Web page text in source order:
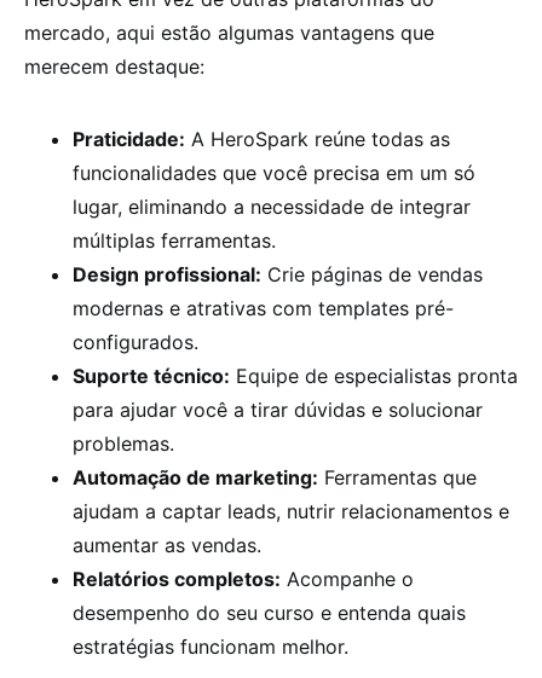
mercado, aqui estão algumas vantagens que
merecem destaque:
Praticidade: A HeroSpark reúne todas as
funcionalidades que você precisa em um só
lugar, eliminando a necessidade de integrar
múltiplas ferramentas.
Design profissional: Crie páginas de vendas
modernas e atrativas com templates pré-
configurados.
Suporte técnico: Equipe de especialistas pronta
para ajudar você a tirar dúvidas e solucionar
problemas.
Automação de marketing: Ferramentas que
ajudam a captar leads, nutrir relacionamentos e
aumentar as vendas.
Relatórios completos: Acompanhe o
desempenho do seu curso e entenda quais
estratégias funcionam melhor.